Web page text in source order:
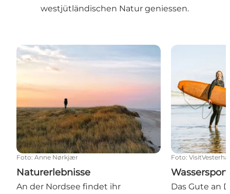
westjütländischen Natur geniessen.
Naturerlebnisse
Foto: Anne Nørkjær
Naturerlebnisse
An der Nordsee findet ihr
Wassersport
Foto:
Wassersport
Das Gute an